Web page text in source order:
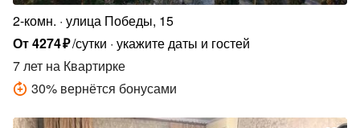
2-комн. улица Победы, 15
От4274₽/сутки укажите даты и гостей
7 лет на Квартирке
30% вернётся бонусами